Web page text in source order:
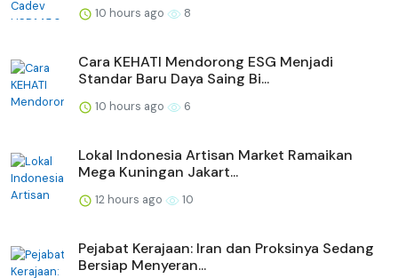
10 hours ago 8
Cara KEHATI Mendorong ESG Menjadi
Standar Baru Daya Saing Bi...
10 hours ago 6
Lokal Indonesia Artisan Market Ramaikan
Mega Kuningan Jakart...
12 hours ago 10
Pejabat Kerajaan: Iran dan Proksinya Sedang
Bersiap Menyeran...